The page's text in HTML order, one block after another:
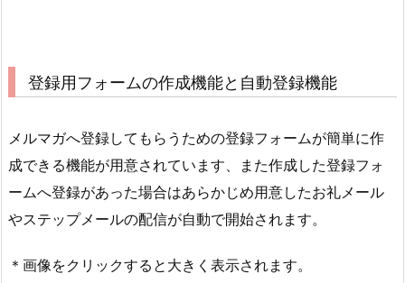
登録用フォームの作成機能と自動登録機能
メルマガへ登録してもらうための登録フォームが簡単に作
成できる機能が用意されています、また作成した登録フォ
ームへ登録があった場合はあらかじめ用意したお礼メール
やステップメールの配信が自動で開始されます。
＊画像をクリックすると大きく表示されます。